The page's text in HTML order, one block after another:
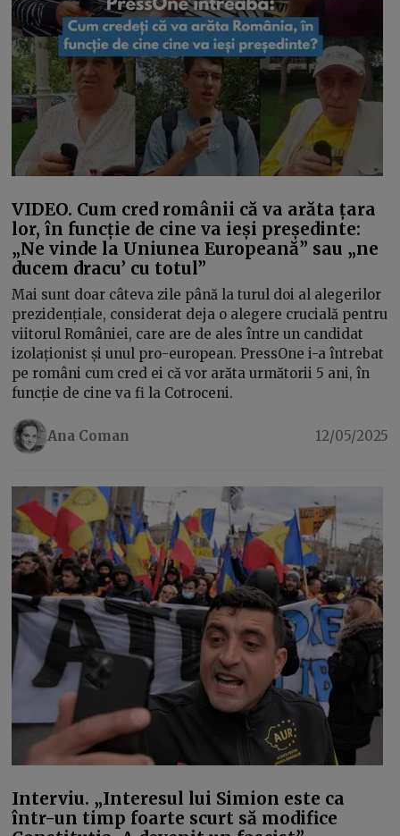
VIDEO. Cum cred românii că va arăta țara
lor, în funcție de cine va ieși președinte:
„Ne vinde la Uniunea Europeană” sau „ne
ducem dracu’ cu totul”
Mai sunt doar câteva zile până la turul doi al alegerilor
prezidențiale, considerat deja o alegere crucială pentru
viitorul României, care are de ales între un candidat
izolaționist și unul pro-european. PressOne i-a întrebat
pe români cum cred ei că vor arăta următorii 5 ani, în
funcție de cine va fi la Cotroceni.
Ana Coman 12/05/2025
Interviu. „Interesul lui Simion este ca
într-un timp foarte scurt să modifice